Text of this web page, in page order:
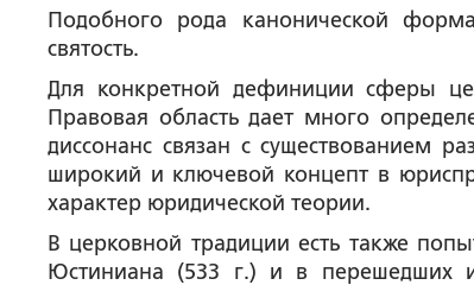
Подобного рода канонической
святость.
Для конкретной дефиниции сферы
Правовая область дает много
диссонанс связан с существованием
широкий и ключевой концепт в
характер юридической теории.
В церковной традиции есть также
Юстиниана (533 г.) и в перешедших